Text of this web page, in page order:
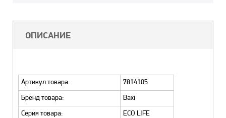
ОПИСАНИЕ
Артикул товара: 7814105
Бренд товара: Baxi
Серия товара: ECO LIFE